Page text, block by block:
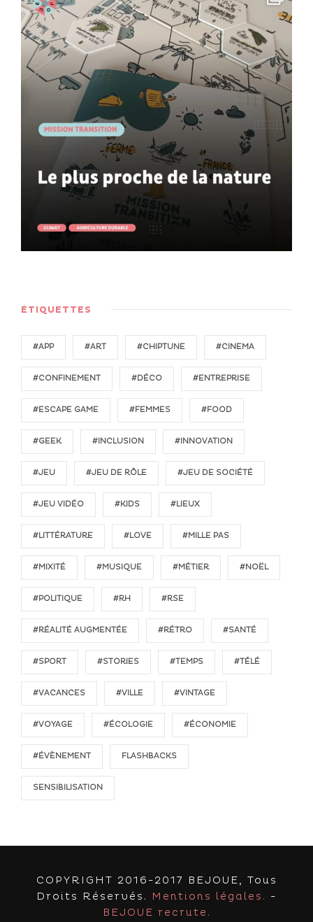
ÉTIQUETTES
#APP #ART #CHIPTUNE #CINEMA
#CONFINEMENT #DÉCO #ENTREPRISE
#ESCAPE GAME #FEMMES #FOOD
#GEEK #INCLUSION #INNOVATION
#JEU #JEU DE RÔLE #JEU DE SOCIÉTÉ
#JEU VIDÉO #KIDS #LIEUX
#LITTÉRATURE #LOVE #MILLE PAS
#MIXITÉ #MUSIQUE #MÉTIER #NOËL
#POLITIQUE #RH #RSE
#RÉALITÉ AUGMENTÉE #RÉTRO #SANTÉ
#SPORT #STORIES #TEMPS #TÉLÉ
#VACANCES #VILLE #VINTAGE
#VOYAGE #ÉCOLOGIE #ÉCONOMIE
#ÉVÈNEMENT FLASHBACKS
SENSIBILISATION
COPYRIGHT 2016-2017 BEJOUE, Tous
Droits Réservés.
Mentions légales. -
BEJOUE recrute.